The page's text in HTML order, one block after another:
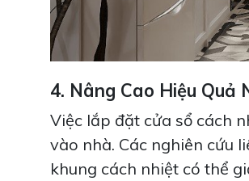
4. Nâng Cao Hiệu Quả
Việc lắp đặt cửa sổ cách
vào nhà. Các nghiên cứu
khung cách nhiệt có thể